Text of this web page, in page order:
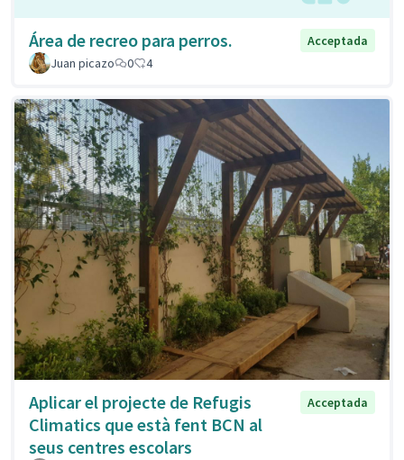
Área de recreo para perros.
Acceptada
Juan picazo
0 4
Aplicar el projecte de Refugis
Climatics que està fent BCN al
seus centres escolars
Acceptada